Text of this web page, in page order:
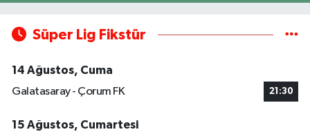
Süper Lig Fikstür
14 Ağustos, Cuma
Galatasaray - Çorum FK
21:30
15 Ağustos, Cumartesi